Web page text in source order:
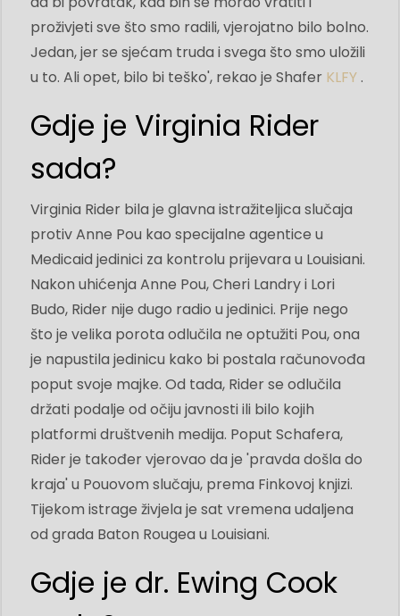
proživjeti sve što smo radili, vjerojatno bilo bolno.
Jedan, jer se sjećam truda i svega što smo uložili
u to. Ali opet, bilo bi teško', rekao je Shafer KLFY.
Gdje je Virginia Rider
sada?
Virginia Rider bila je glavna istražiteljica slučaja
protiv Anne Pou kao specijalne agentice u
Medicaid jedinici za kontrolu prijevara u Louisiani.
Nakon uhićenja Anne Pou, Cheri Landry i Lori
Budo, Rider nije dugo radio u jedinici. Prije nego
što je velika porota odlučila ne optužiti Pou, ona
je napustila jedinicu kako bi postala računovođa
poput svoje majke. Od tada, Rider se odlučila
držati podalje od očiju javnosti ili bilo kojih
platformi društvenih medija. Poput Schafera,
Rider je također vjerovao da je 'pravda došla do
kraja' u Pouovom slučaju, prema Finkovoj knjizi.
Tijekom istrage živjela je sat vremena udaljena
od grada Baton Rougea u Louisiani.
Gdje je dr. Ewing Cook